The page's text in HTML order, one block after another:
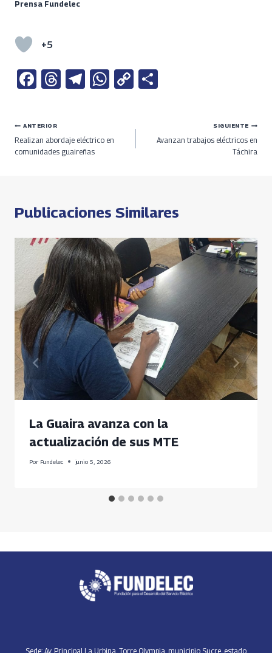
Prensa Fundelec
+5
Fa
b
o
o
T
a
ds
Te
a
m
W
s
C
e
Navegación
de
ANTERIOR
Realizan abordaje eléctrico en
comunidades guaireñas
SIGUIENTE
Avanzan trabajos eléctricos en
Táchira
Publicaciones Similares
La Guaira avanza con la
actualización de sus MTE
Por Fundelec junio 5, 2026
Sede: Av. Principal La Urbina, Torre Olympia, municipio Sucre, estado